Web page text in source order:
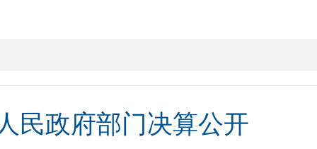
民政府部门决算公开